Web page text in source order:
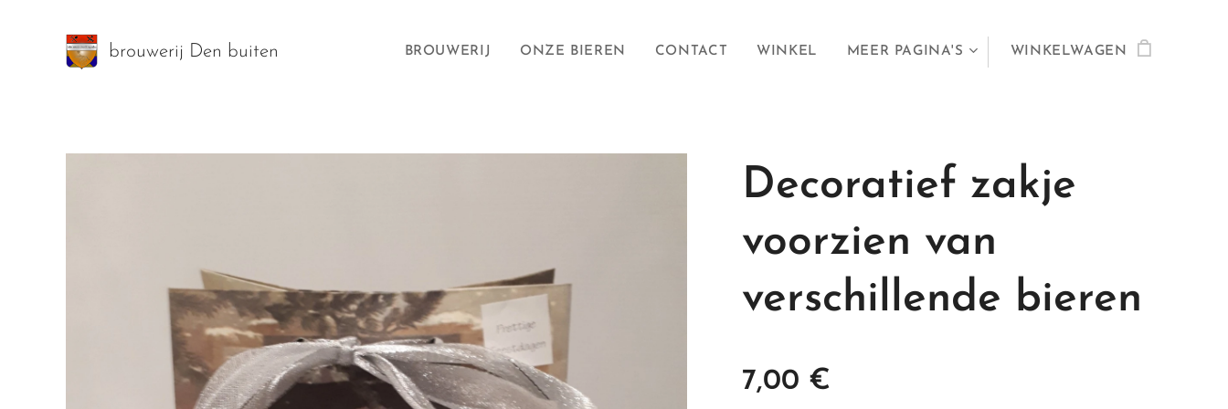
brouwerij Den buiten BROUWERIJ ONZE BIEREN CONTACT WINKEL MEER PAGINA'S WINKELWAGEN
Decoratief zakje
voorzien van
verschillende bieren
7,00 €